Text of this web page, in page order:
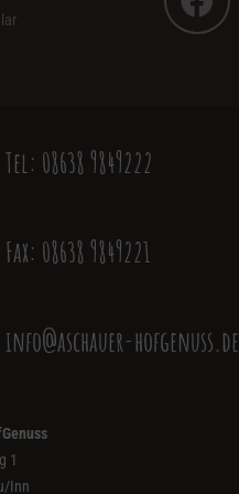
Tel: 08638 9849222
Fax: 08638 9849221
info@aschauer-hofgenuss.de
1
Inn